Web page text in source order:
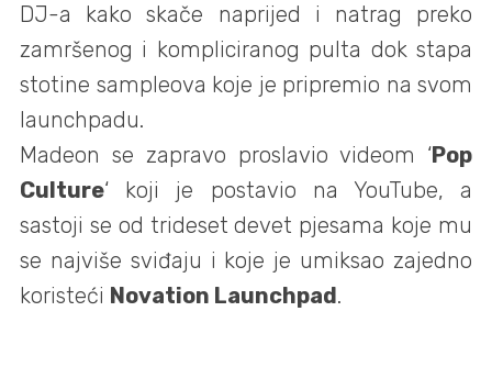
DJ-a kako skače naprijed i natrag preko
zamršenog i kompliciranog pulta dok stapa
stotine sampleova koje je pripremio na svom
launchpadu.
Madeon se zapravo proslavio videom ‘Pop
Culture‘ koji je postavio na YouTube, a
sastoji se od trideset devet pjesama koje mu
se najviše sviđaju i koje je umiksao zajedno
koristeći Novation Launchpad.